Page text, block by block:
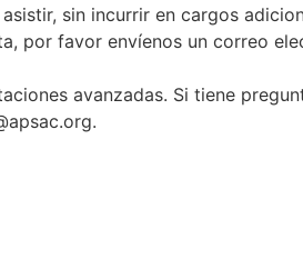
sin incurrir en cargos
por favor envíenos un correo
avanzadas. Si tiene